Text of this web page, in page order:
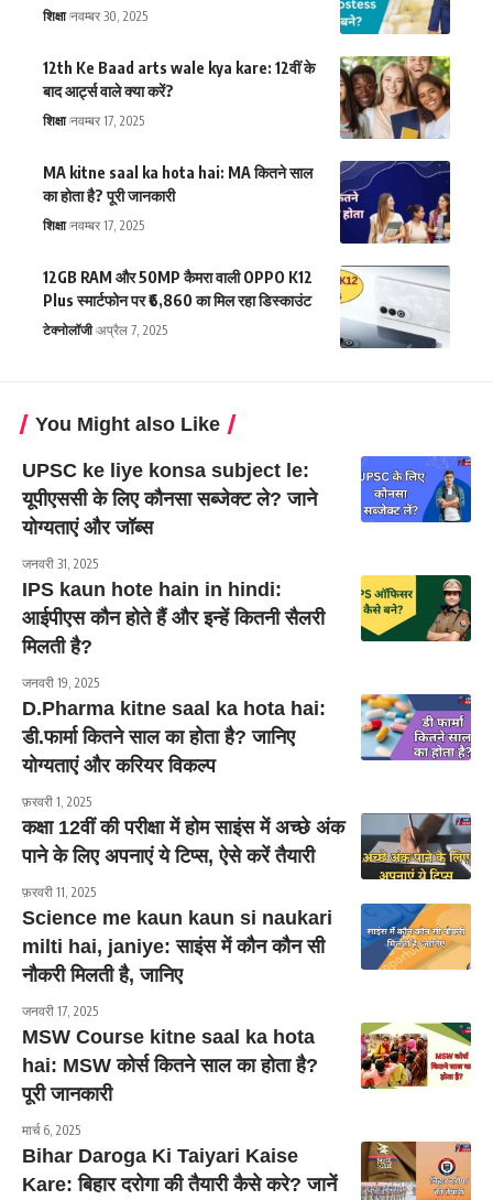
शिक्षा नवम्बर 30, 2025
12th Ke Baad arts wale kya kare: 12वीं के
बाद आर्ट्स वाले क्या करें?
शिक्षा नवम्बर 17, 2025
MA kitne saal ka hota hai: MA कितने साल
का होता है? पूरी जानकारी
शिक्षा नवम्बर 17, 2025
12GB RAM और 50MP कैमरा वाली OPPO K12
Plus स्मार्टफोन पर ₹6,860 का मिल रहा डिस्काउंट
टेक्नोलॉजी अप्रैल 7, 2025
You Might also Like
UPSC ke liye konsa subject le:
यूपीएससी के लिए कौनसा सब्जेक्ट ले? जाने
योग्यताएं और जॉब्स
जनवरी 31, 2025
IPS kaun hote hain in hindi:
आईपीएस कौन होते हैं और इन्हें कितनी सैलरी
मिलती है?
जनवरी 19, 2025
D.Pharma kitne saal ka hota hai:
डी.फार्मा कितने साल का होता है? जानिए
योग्यताएं और करियर विकल्प
फ़रवरी 1, 2025
कक्षा 12वीं की परीक्षा में होम साइंस में अच्छे अंक
पाने के लिए अपनाएं ये टिप्स, ऐसे करें तैयारी
फ़रवरी 11, 2025
Science me kaun kaun si naukari
milti hai, janiye: साइंस में कौन कौन सी
नौकरी मिलती है, जानिए
जनवरी 17, 2025
MSW Course kitne saal ka hota
hai: MSW कोर्स कितने साल का होता है?
पूरी जानकारी
मार्च 6, 2025
Bihar Daroga Ki Taiyari Kaise
Kare: बिहार दरोगा की तैयारी कैसे करे? जानें